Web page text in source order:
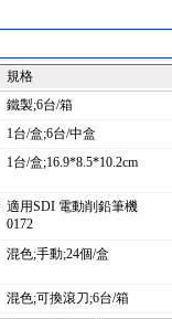
規格
鐵製;6台/箱
1台/盒;6台/中盒
1台/盒;16.9*8.5*10.2cm
適用SDI 電動削鉛筆機
0172
混色;手動;24個/盒
混色;可換滾刀;6台/箱